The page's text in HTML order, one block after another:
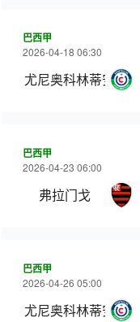
巴西甲
2026-04-18 06:30
尤尼奥科林蒂安
巴西甲
2026-04-23 06:00
弗拉门戈
巴西甲
2026-04-26 05:00
尤尼奥科林蒂安